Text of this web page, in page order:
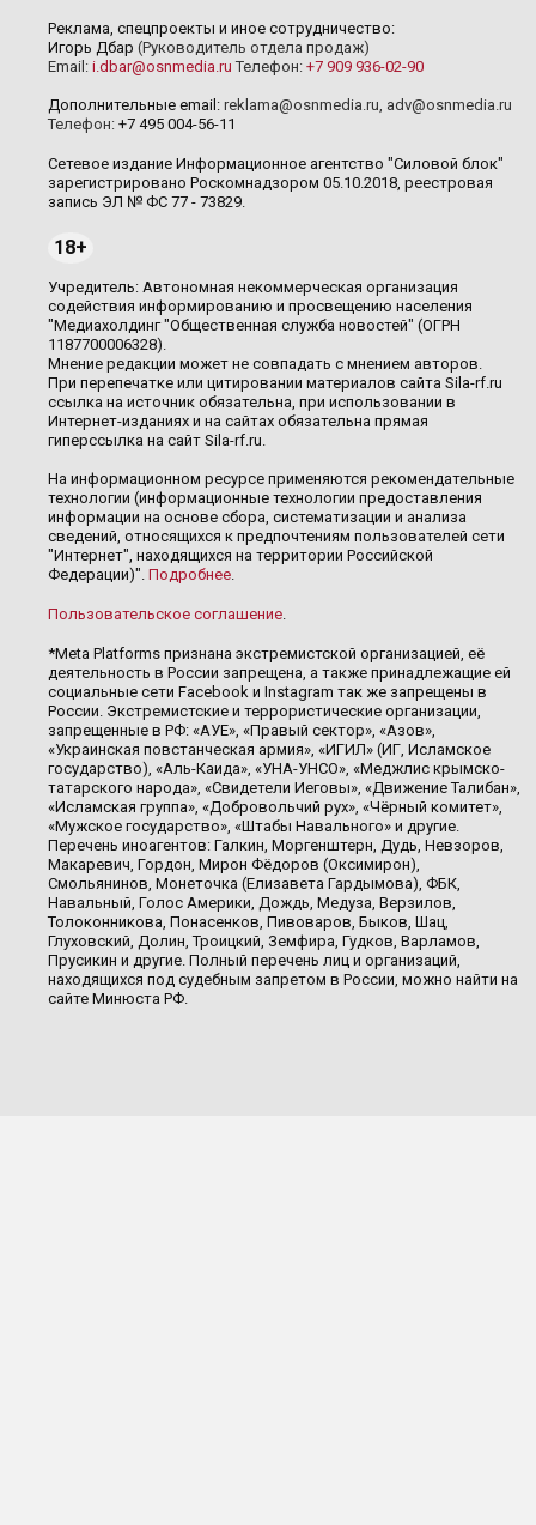
Реклама, спецпроекты и иное сотрудничество:
Игорь Дбар (Руководитель отдела продаж)
Email: i.dbar@osnmedia.ru Телефон: +7 909 936-02-90
Дополнительные email: reklama@osnmedia.ru, adv@osnmedia.ru
Телефон: +7 495 004-56-11
Сетевое издание Информационное агентство "Силовой блок"
зарегистрировано Роскомнадзором 05.10.2018, реестровая
запись ЭЛ № ФС 77 - 73829.
18+
Учредитель: Автономная некоммерческая организация
содействия информированию и просвещению населения
"Медиахолдинг "Общественная служба новостей" (ОГРН
1187700006328).
Мнение редакции может не совпадать с мнением авторов.
При перепечатке или цитировании материалов сайта Sila-rf.ru
ссылка на источник обязательна, при использовании в
Интернет-изданиях и на сайтах обязательна прямая
гиперссылка на сайт Sila-rf.ru.
На информационном ресурсе применяются рекомендательные
технологии (информационные технологии предоставления
информации на основе сбора, систематизации и анализа
сведений, относящихся к предпочтениям пользователей сети
"Интернет", находящихся на территории Российской
Федерации)". Подробнее.
Пользовательское соглашение.
*Meta Platforms признана экстремистской организацией, её
деятельность в России запрещена, а также принадлежащие ей
социальные сети Facebook и Instagram так же запрещены в
России. Экстремистские и террористические организации,
запрещенные в РФ: «АУЕ», «Правый сектор», «Азов»,
«Украинская повстанческая армия», «ИГИЛ» (ИГ, Исламское
государство), «Аль-Каида», «УНА-УНСО», «Меджлис крымско-
татарского народа», «Свидетели Иеговы», «Движение Талибан»,
«Исламская группа», «Добровольчий рух», «Чёрный комитет»,
«Мужское государство», «Штабы Навального» и другие.
Перечень иноагентов: Галкин, Моргенштерн, Дудь, Невзоров,
Макаревич, Гордон, Мирон Фёдоров (Оксимирон),
Смольянинов, Монеточка (Елизавета Гардымова), ФБК,
Навальный, Голос Америки, Дождь, Медуза, Верзилов,
Толоконникова, Понасенков, Пивоваров, Быков, Шац,
Глуховский, Долин, Троицкий, Земфира, Гудков, Варламов,
Прусикин и другие. Полный перечень лиц и организаций,
находящихся под судебным запретом в России, можно найти на
сайте Минюста РФ.